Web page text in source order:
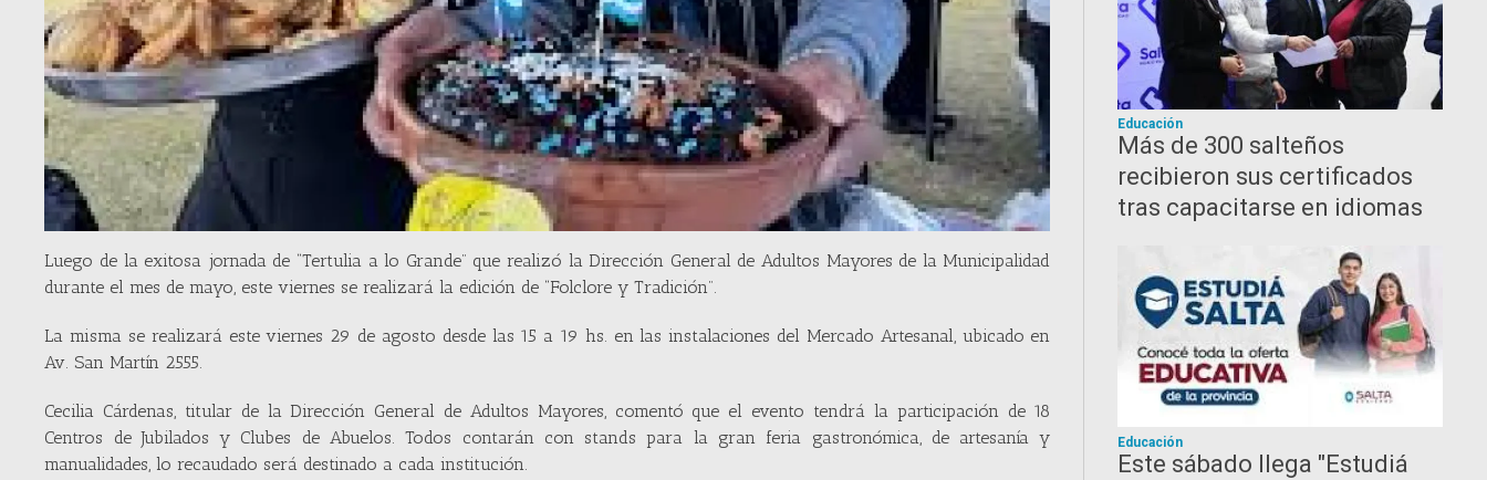
Luego de la exitosa jornada de “Tertulia a lo Grande” que realizó la Dirección General de Adultos Mayores de la Municipalidad
durante el mes de mayo, este viernes se realizará la edición de “Folclore y Tradición”.
La misma se realizará este viernes 29 de agosto desde las 15 a 19 hs. en las instalaciones del Mercado Artesanal, ubicado en
Av. San Martín 2555.
Cecilia Cárdenas, titular de la Dirección General de Adultos Mayores, comentó que el evento tendrá la participación de 18
Centros de Jubilados y Clubes de Abuelos. Todos contarán con stands para la gran feria gastronómica, de artesanía y
manualidades, lo recaudado será destinado a cada institución.
Educación
Más de 300 salteños
recibieron sus certificados
tras capacitarse en idiomas
Educación
Este sábado llega "Estudiá